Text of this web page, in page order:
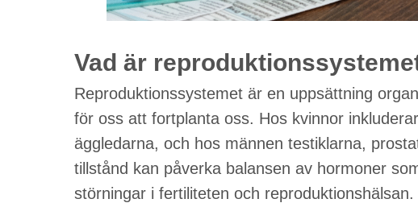
Vad är
Reproduktionssystemet är en uppsättning
för oss att fortplanta oss. Hos kvinnor
äggledarna, och hos männen testiklarna,
tillstånd kan påverka balansen av hormoner
störningar i fertiliteten och reproduktionshälsan.